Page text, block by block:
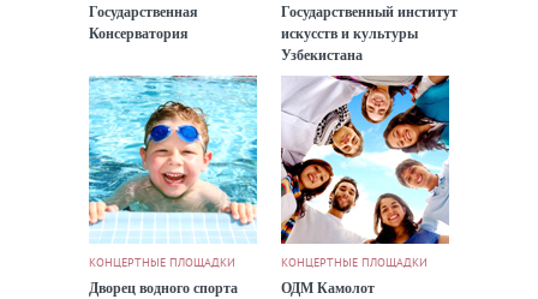
Государственная
Консерватория
Государственный институт
искусств и культуры
Узбекистана
КОНЦЕРТНЫЕ ПЛОЩАДКИ
Дворец водного спорта
КОНЦЕРТНЫЕ ПЛОЩАДКИ
ОДМ Камолот